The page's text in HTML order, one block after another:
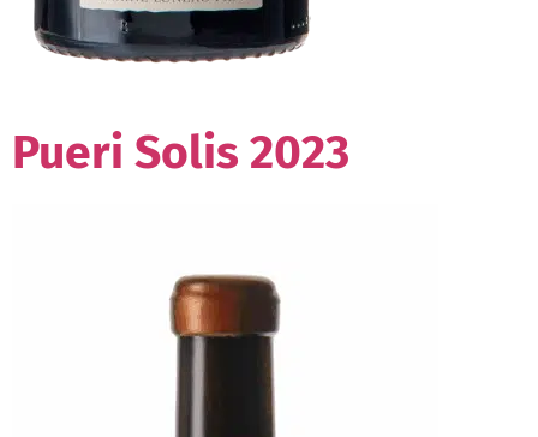
Pueri Solis 2023